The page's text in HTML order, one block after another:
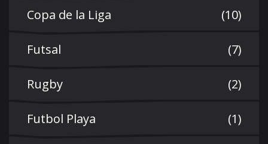
Copa de la Liga (10)
Futsal (7)
Rugby (2)
Futbol Playa (1)